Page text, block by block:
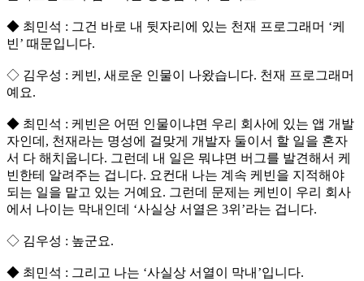
◆ 최민석 : 그건 바로 내 뒷자리에 있는 천재 프로그래머 ‘케
빈’ 때문입니다.
◇ 김우성 : 케빈, 새로운 인물이 나왔습니다. 천재 프로그래머
예요.
◆ 최민석 : 케빈은 어떤 인물이냐면 우리 회사에 있는 앱 개발
자인데, 천재라는 명성에 걸맞게 개발자 둘이서 할 일을 혼자
서 다 해치웁니다. 그런데 내 일은 뭐냐면 버그를 발견해서 케
빈한테 알려주는 겁니다. 요컨대 나는 계속 케빈을 지적해야
되는 일을 맡고 있는 거예요. 그런데 문제는 케빈이 우리 회사
에서 나이는 막내인데 ‘사실상 서열은 3위’라는 겁니다.
◇ 김우성 : 높군요.
◆ 최민석 : 그리고 나는 ‘사실상 서열이 막내’입니다.